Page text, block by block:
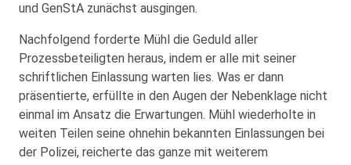
und GenStA zunächst ausgingen.
Nachfolgend forderte Mühl die Geduld aller
Prozessbeteiligten heraus, indem er alle mit seiner
schriftlichen Einlassung warten lies. Was er dann
präsentierte, erfüllte in den Augen der Nebenklage nicht
einmal im Ansatz die Erwartungen. Mühl wiederholte in
weiten Teilen seine ohnehin bekannten Einlassungen bei
der Polizei, reicherte das ganze mit weiterem